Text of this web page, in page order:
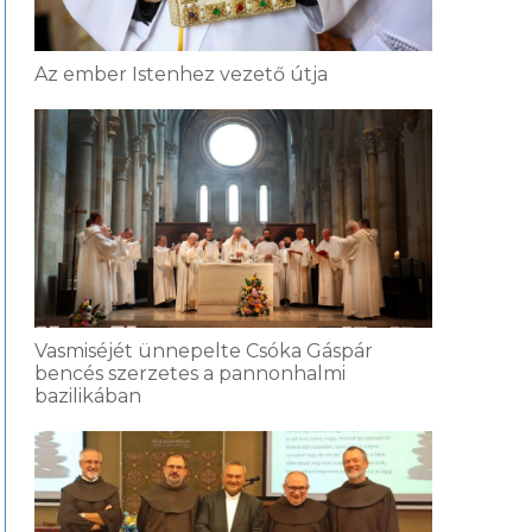
Az ember Istenhez vezető útja
Vasmiséjét ünnepelte Csóka Gáspár
bencés szerzetes a pannonhalmi
bazilikában